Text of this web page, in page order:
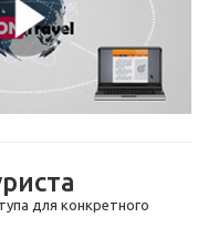
для конкретного